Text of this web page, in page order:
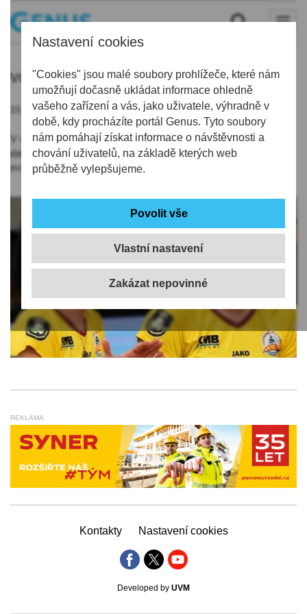
Nastavení cookies
"Cookies" jsou malé soubory prohlížeče, které nám
umožňují dočasně ukládat informace ohledně
vašeho zařízení a vás, jako uživatele, výhradně v
době, kdy procházíte portál Genus. Tyto soubory
nám pomáhají získat informace o návštěvnosti a
chování uživatelů, na základě kterých web
průběžně vylepšujeme.
Vlastní nastavení
volejbal
15.02.2022 | 13:36
V úterý liberecké volejbalistky z Dukly zakončí skupinu C
dalším domácím zápasem proti THY Istanbul, z posledního
místa tabulky se už neposunou.
REKLAMA
Kontakty Nastavení cookies
Developed by UVM